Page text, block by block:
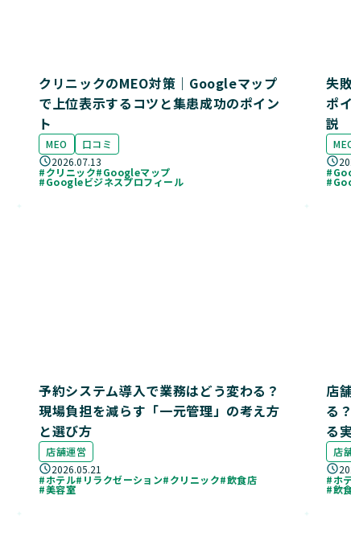
クリニックのMEO対策｜Googleマップ
で上位表示するコツと集患成功のポイン
ト
MEO
口コミ
2026.07.13
#クリニック#Googleマップ
#Googleビジネスプロフィール
失
ポ
説
予約システム導入で業務はどう変わる？
現場負担を減らす「一元管理」の考え方
と選び方
店舗運営
2026.05.21
#ホテル#リラクゼーション#クリニック#飲食店
#美容室
店
る
る
店
#ホ
#飲